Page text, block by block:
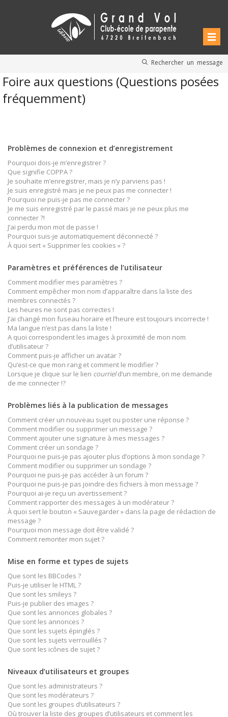
Rechercher un message
Foire aux questions (Questions posées
fréquemment)
Problèmes de connexion et d’enregistrement
Pourquoi dois-je m’enregistrer ?
Que signifie COPPA ?
Je souhaite m’enregistrer, mais je n’y parviens pas !
Je suis enregistré mais je ne peux pas me connecter !
Pourquoi ne puis-je pas me connecter ?
Je me suis enregistré par le passé mais je ne peux plus me
connecter ?!
J’ai perdu mon mot de passe !
Pourquoi suis-je automatiquement déconnecté ?
À quoi sert « Supprimer les cookies » ?
Paramètres et préférences de l’utilisateur
Comment modifier mes paramètres ?
Comment empêcher mon nom d’apparaître dans la liste des
membres connectés ?
Les heures ne sont pas correctes !
J’ai changé mon fuseau horaire et l’heure est toujours incorrecte !
Ma langue n’est pas dans la liste !
A quoi correspondent les images à proximité de mon nom
d’utilisateur ?
Comment puis-je afficher un avatar ?
Qu’est-ce que mon rang et comment le modifier ?
Lorsque je clique sur le lien courrield’un membre, on me demande
de me connecter !?
Problèmes liés à la publication de messages
Comment créer un nouveau sujet ou poster une réponse ?
Comment modifier ou supprimer un message ?
Comment ajouter une signature à mes messages ?
Comment créer un sondage ?
Pourquoi ne puis-je pas ajouter plus d’options à mon sondage ?
Comment modifier ou supprimer un sondage ?
Pourquoi ne puis-je pas accéder à un forum ?
Pourquoi ne puis-je pas joindre des fichiers à mon message ?
Pourquoi ai-je reçu un avertissement ?
Comment rapporter des messages à un modérateur ?
À quoi sert le bouton « Sauvegarder » dans la page de rédaction de
message ?
Pourquoi mon message doit être validé ?
Comment remonter mon sujet ?
Mise en forme et types de sujets
Que sont les BBCodes ?
Puis-je utiliser le HTML ?
Que sont les smileys ?
Puis-je publier des images ?
Que sont les annonces globales ?
Que sont les annonces ?
Que sont les sujets épinglés ?
Que sont les sujets verrouillés ?
Que sont les icônes de sujet ?
Niveaux d’utilisateurs et groupes
Que sont les administrateurs ?
Que sont les modérateurs ?
Que sont les groupes d’utilisateurs ?
Où trouver la liste des groupes d’utilisateurs et comment les